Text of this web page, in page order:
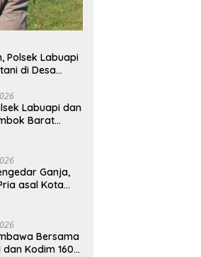
Polsek Labuapi
di Desa
Labuapi dan
Barat
Ganja,
asal Kota
Bersama
dan Kodim 1607